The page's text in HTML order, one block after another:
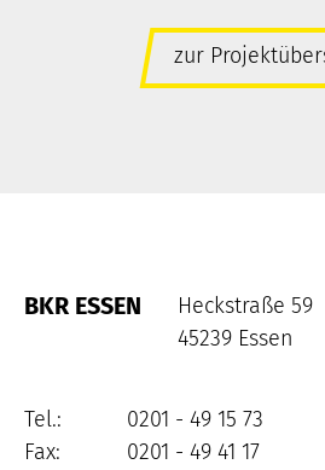
zur
BKR ESSEN
Heckstraße 59
45239 Essen
Tel.:
0201 - 49 15 73
Fax:
0201 - 49 41 17